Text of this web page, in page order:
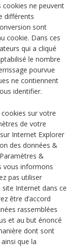
cookies ne peuvent
différents
sont
cookie. Dans ces
qui a cliqué
le nombre
pourvue
ne contiennent
identifier.
sur votre
de votre
Internet Explorer
des données &
&
vous informons
pas utiliser
Internet dans ce
être d’accord
rassemblées
et au but énoncé
dont sont
que la